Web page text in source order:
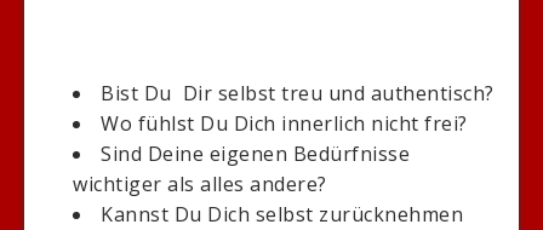
Bist Du Dir selbst treu und authentisch?
Wo fühlst Du Dich innerlich nicht frei?
Sind Deine eigenen Bedürfnisse
wichtiger als alles andere?
Kannst Du Dich selbst zurücknehmen